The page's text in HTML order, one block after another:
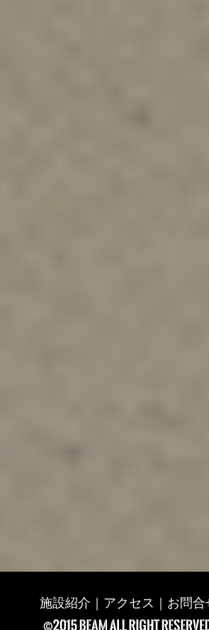
施設紹介 ｜ アクセス ｜ お問合